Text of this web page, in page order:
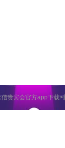
贵宾会官方app下载>